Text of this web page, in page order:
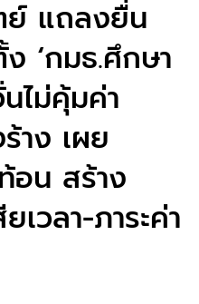
ย์ แถลงยื่น
‘กมธ.ศึกษา
ไม่คุ้มค่า
าง เผย
อน สร้าง
เวลา-ภาระค่า